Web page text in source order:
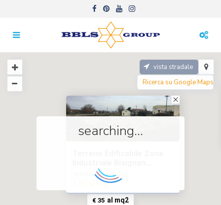
€ 35 al mq2
terreno in vendita
al mq2
searching...
vista stradale